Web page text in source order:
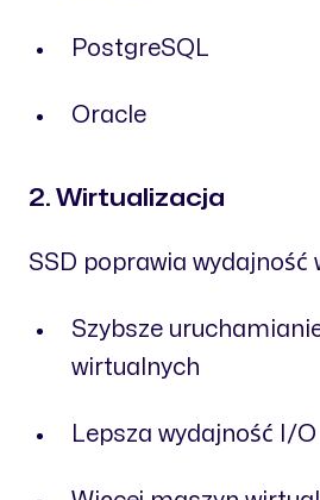
PostgreSQL
Oracle
2. Wirtualizacja
SSD poprawia wydajność
Szybsze
wirtualnych
Lepsza wydajność I/O